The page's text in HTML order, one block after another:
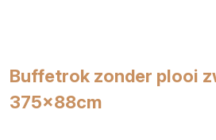
Buffetrok zonder plooi
375x88cm